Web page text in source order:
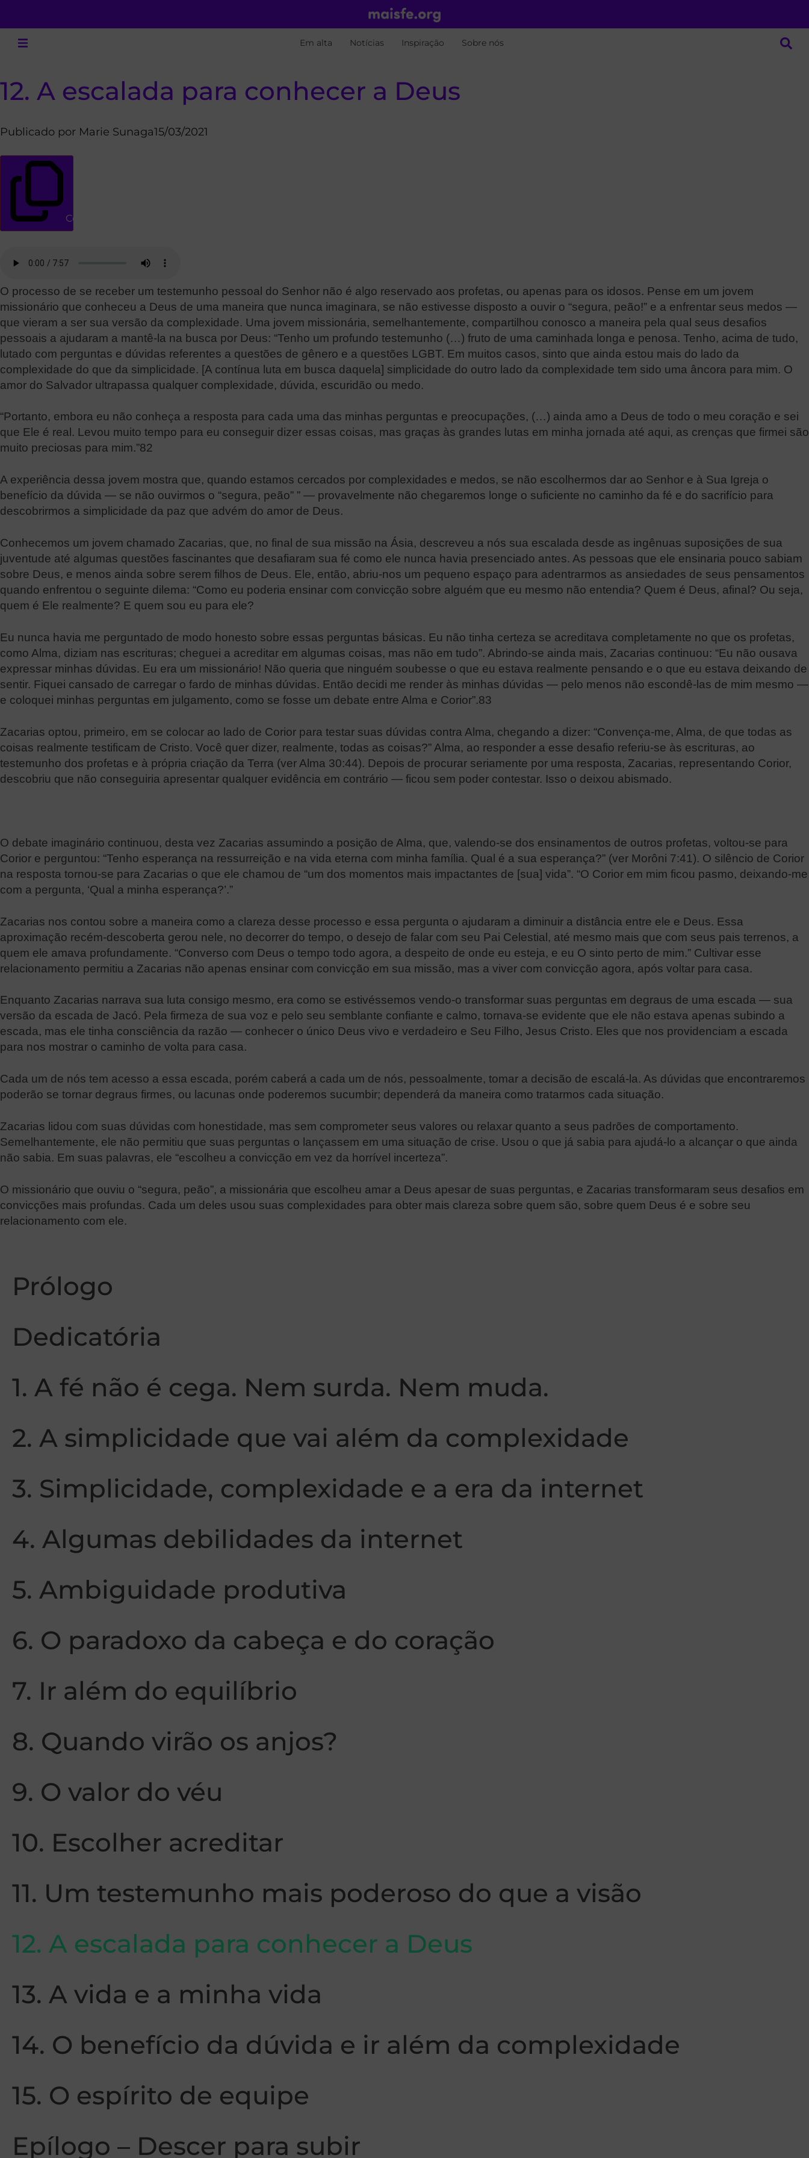
Em alta Notícias Inspiração Sobre nós
12. A escalada para conhecer a Deus
Publicado por Marie Sunaga15/03/2021
Copiar link
O processo de se receber um testemunho pessoal do Senhor não é algo reservado aos profetas, ou apenas para os idosos. Pense em um jovem
missionário que conheceu a Deus de uma maneira que nunca imaginara, se não estivesse disposto a ouvir o “segura, peão!” e a enfrentar seus medos —
que vieram a ser sua versão da complexidade. Uma jovem missionária, semelhantemente, compartilhou conosco a maneira pela qual seus desafios
pessoais a ajudaram a mantê-la na busca por Deus: “Tenho um profundo testemunho (…) fruto de uma caminhada longa e penosa. Tenho, acima de tudo,
lutado com perguntas e dúvidas referentes a questões de gênero e a questões LGBT. Em muitos casos, sinto que ainda estou mais do lado da
complexidade do que da simplicidade. [A contínua luta em busca daquela] simplicidade do outro lado da complexidade tem sido uma âncora para mim. O
amor do Salvador ultrapassa qualquer complexidade, dúvida, escuridão ou medo.
“Portanto, embora eu não conheça a resposta para cada uma das minhas perguntas e preocupações, (…) ainda amo a Deus de todo o meu coração e sei
que Ele é real. Levou muito tempo para eu conseguir dizer essas coisas, mas graças às grandes lutas em minha jornada até aqui, as crenças que firmei são
muito preciosas para mim.”82
A experiência dessa jovem mostra que, quando estamos cercados por complexidades e medos, se não escolhermos dar ao Senhor e à Sua Igreja o
benefício da dúvida — se não ouvirmos o “segura, peão” ” — provavelmente não chegaremos longe o suficiente no caminho da fé e do sacrifício para
descobrirmos a simplicidade da paz que advém do amor de Deus.
Conhecemos um jovem chamado Zacarias, que, no final de sua missão na Ásia, descreveu a nós sua escalada desde as ingênuas suposições de sua
juventude até algumas questões fascinantes que desafiaram sua fé como ele nunca havia presenciado antes. As pessoas que ele ensinaria pouco sabiam
sobre Deus, e menos ainda sobre serem filhos de Deus. Ele, então, abriu-nos um pequeno espaço para adentrarmos as ansiedades de seus pensamentos
quando enfrentou o seguinte dilema: “Como eu poderia ensinar com convicção sobre alguém que eu mesmo não entendia? Quem é Deus, afinal? Ou seja,
quem é Ele realmente? E quem sou eu para ele?
Eu nunca havia me perguntado de modo honesto sobre essas perguntas básicas. Eu não tinha certeza se acreditava completamente no que os profetas,
como Alma, diziam nas escrituras; cheguei a acreditar em algumas coisas, mas não em tudo”. Abrindo-se ainda mais, Zacarias continuou: “Eu não ousava
expressar minhas dúvidas. Eu era um missionário! Não queria que ninguém soubesse o que eu estava realmente pensando e o que eu estava deixando de
sentir. Fiquei cansado de carregar o fardo de minhas dúvidas. Então decidi me render às minhas dúvidas — pelo menos não escondê-las de mim mesmo —
e coloquei minhas perguntas em julgamento, como se fosse um debate entre Alma e Corior”.83
Zacarias optou, primeiro, em se colocar ao lado de Corior para testar suas dúvidas contra Alma, chegando a dizer: “Convença-me, Alma, de que todas as
coisas realmente testificam de Cristo. Você quer dizer, realmente, todas as coisas?” Alma, ao responder a esse desafio referiu-se às escrituras, ao
testemunho dos profetas e à própria criação da Terra (ver Alma 30:44). Depois de procurar seriamente por uma resposta, Zacarias, representando Corior,
descobriu que não conseguiria apresentar qualquer evidência em contrário — ficou sem poder contestar. Isso o deixou abismado.
O debate imaginário continuou, desta vez Zacarias assumindo a posição de Alma, que, valendo-se dos ensinamentos de outros profetas, voltou-se para
Corior e perguntou: “Tenho esperança na ressurreição e na vida eterna com minha família. Qual é a sua esperança?” (ver Morôni 7:41). O silêncio de Corior
na resposta tornou-se para Zacarias o que ele chamou de “um dos momentos mais impactantes de [sua] vida”. “O Corior em mim ficou pasmo, deixando-me
com a pergunta, ‘Qual a minha esperança?’.”
Zacarias nos contou sobre a maneira como a clareza desse processo e essa pergunta o ajudaram a diminuir a distância entre ele e Deus. Essa
aproximação recém-descoberta gerou nele, no decorrer do tempo, o desejo de falar com seu Pai Celestial, até mesmo mais que com seus pais terrenos, a
quem ele amava profundamente. “Converso com Deus o tempo todo agora, a despeito de onde eu esteja, e eu O sinto perto de mim.” Cultivar esse
relacionamento permitiu a Zacarias não apenas ensinar com convicção em sua missão, mas a viver com convicção agora, após voltar para casa.
Enquanto Zacarias narrava sua luta consigo mesmo, era como se estivéssemos vendo-o transformar suas perguntas em degraus de uma escada — sua
versão da escada de Jacó. Pela firmeza de sua voz e pelo seu semblante confiante e calmo, tornava-se evidente que ele não estava apenas subindo a
escada, mas ele tinha consciência da razão — conhecer o único Deus vivo e verdadeiro e Seu Filho, Jesus Cristo. Eles que nos providenciam a escada
para nos mostrar o caminho de volta para casa.
Cada um de nós tem acesso a essa escada, porém caberá a cada um de nós, pessoalmente, tomar a decisão de escalá-la. As dúvidas que encontraremos
poderão se tornar degraus firmes, ou lacunas onde poderemos sucumbir; dependerá da maneira como tratarmos cada situação.
Zacarias lidou com suas dúvidas com honestidade, mas sem comprometer seus valores ou relaxar quanto a seus padrões de comportamento.
Semelhantemente, ele não permitiu que suas perguntas o lançassem em uma situação de crise. Usou o que já sabia para ajudá-lo a alcançar o que ainda
não sabia. Em suas palavras, ele “escolheu a convicção em vez da horrível incerteza”.
O missionário que ouviu o “segura, peão”, a missionária que escolheu amar a Deus apesar de suas perguntas, e Zacarias transformaram seus desafios em
convicções mais profundas. Cada um deles usou suas complexidades para obter mais clareza sobre quem são, sobre quem Deus é e sobre seu
relacionamento com ele.
Prólogo
Dedicatória
1. A fé não é cega. Nem surda. Nem muda.
2. A simplicidade que vai além da complexidade
3. Simplicidade, complexidade e a era da internet
4. Algumas debilidades da internet
5. Ambiguidade produtiva
6. O paradoxo da cabeça e do coração
7. Ir além do equilíbrio
8. Quando virão os anjos?
9. O valor do véu
10. Escolher acreditar
11. Um testemunho mais poderoso do que a visão
12. A escalada para conhecer a Deus
13. A vida e a minha vida
14. O benefício da dúvida e ir além da complexidade
15. O espírito de equipe
Epílogo – Descer para subir